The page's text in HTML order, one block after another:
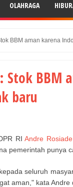
OLAHRAGA
BBM aman karena
Stok BBM
baru
RIAndre Rosiade
pemerintah punya
seluruh
aman," kata